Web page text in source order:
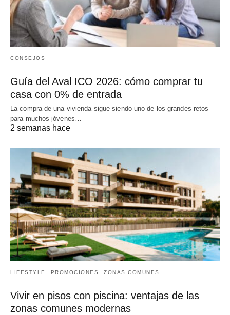
CONSEJOS
Guía del Aval ICO 2026: cómo comprar tu
casa con 0% de entrada
La compra de una vivienda sigue siendo uno de los grandes retos
para muchos jóvenes…
2 semanas hace
LIFESTYLE PROMOCIONES ZONAS COMUNES
Vivir en pisos con piscina: ventajas de las
zonas comunes modernas